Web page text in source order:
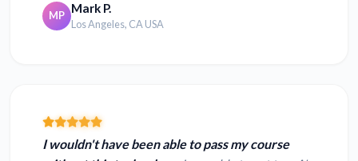
MP Mark P.
Los Angeles, CA USA
I wouldn't have been able to pass my course